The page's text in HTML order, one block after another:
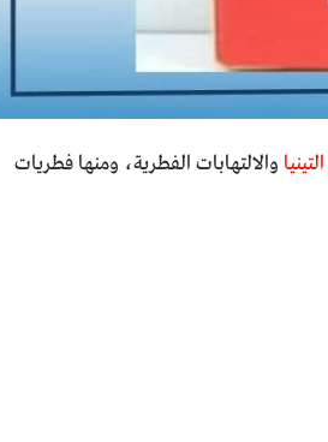
التينيا والالتهابات الفطرية، ومنها فطريات